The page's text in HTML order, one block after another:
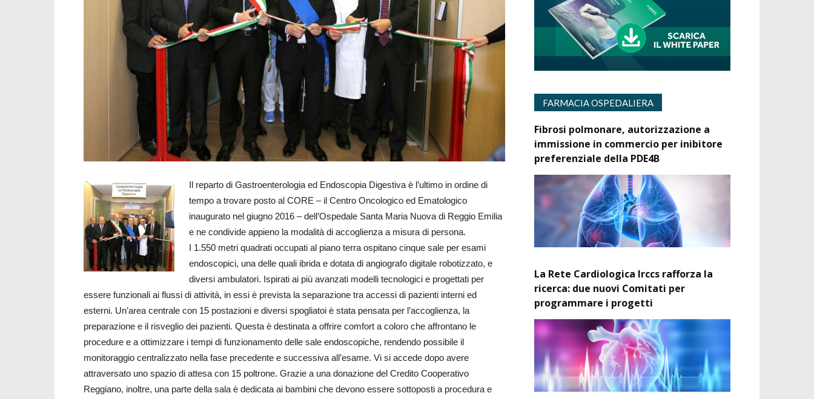
Il reparto di Gastroenterologia ed Endoscopia Digestiva è l’ultimo in ordine di
tempo a trovare posto al CORE – il Centro Oncologico ed Ematologico
inaugurato nel giugno 2016 – dell’Ospedale Santa Maria Nuova di Reggio Emilia
e ne condivide appieno la modalità di accoglienza a misura di persona.
I 1.550 metri quadrati occupati al piano terra ospitano cinque sale per esami
endoscopici, una delle quali ibrida e dotata di angiografo digitale robotizzato, e
diversi ambulatori. Ispirati ai più avanzati modelli tecnologici e progettati per
essere funzionali ai flussi di attività, in essi è prevista la separazione tra accessi di pazienti interni ed
esterni. Un’area centrale con 15 postazioni e diversi spogliatoi è stata pensata per l’accoglienza, la
preparazione e il risveglio dei pazienti. Questa è destinata a offrire comfort a coloro che affrontano le
procedure e a ottimizzare i tempi di funzionamento delle sale endoscopiche, rendendo possibile il
monitoraggio centralizzato nella fase precedente e successiva all’esame. Vi si accede dopo avere
attraversato uno spazio di attesa con 15 poltrone. Grazie a una donazione del Credito Cooperativo
Reggiano, inoltre, una parte della sala è dedicata ai bambini che devono essere sottoposti a procedura e
FARMACIA OSPEDALIERA
Fibrosi polmonare, autorizzazione a
immissione in commercio per inibitore
preferenziale della PDE4B
La Rete Cardiologica Irccs rafforza la
ricerca: due nuovi Comitati per
programmare i progetti